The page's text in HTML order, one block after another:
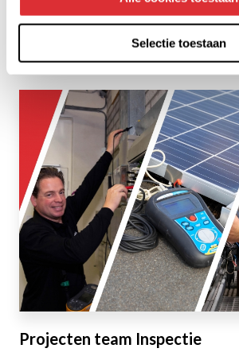
Selectie toestaan
Scope 10
Projecten team Inspectie